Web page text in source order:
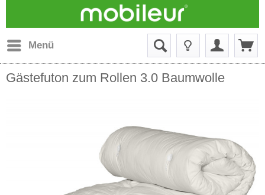
Menü
Gästefuton zum Rollen 3.0 Baumwolle